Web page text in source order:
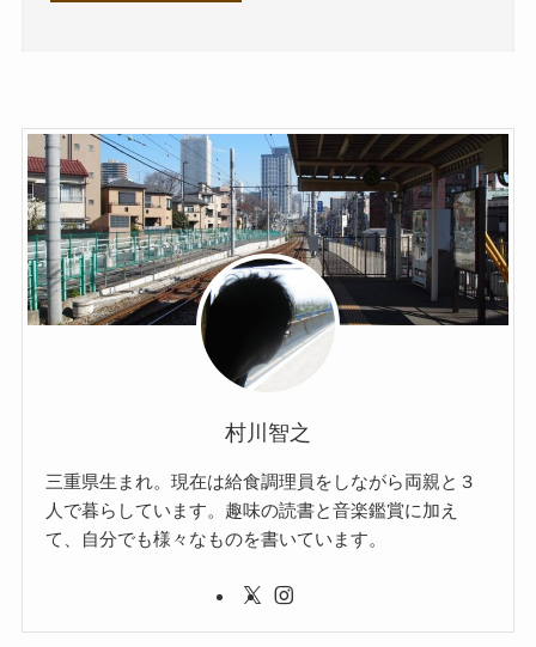
村川智之
三重県生まれ。現在は給食調理員をしながら両親と３
人で暮らしています。趣味の読書と音楽鑑賞に加え
て、自分でも様々なものを書いています。